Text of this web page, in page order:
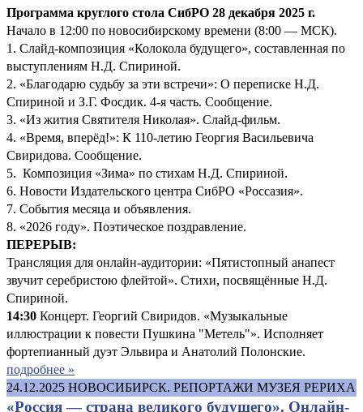
Программа круглого стола СибРО 28 декабря 2025 г.
Начало в 12:00 по новосибирскому времени (8:00 — МСК).
1. Слайд-композиция «Колокола будущего», составленная по
выступлениям Н.Д. Спириной.
2. «Благодарю судьбу за эти встречи»: О переписке Н.Д.
Спириной и З.Г. Фоcдик. 4-я часть. Сообщение.
3. «Из жития Святителя Николая». Слайд-фильм.
4. «Время, вперёд!»: К 110-летию Георгия Васильевича
Свиридова. Сообщение.
5. Композиция «Зима» по стихам Н.Д. Спириной.
6. Новости Издательского центра СибРО «Россазия».
7. События месяца и объявления.
8. «2026 году». Поэтическое поздравление.
ПЕРЕРЫВ:
Трансляция для онлайн-аудитории: «Пятистопный анапест
звучит серебристою флейтой». Стихи, посвящённые Н.Д.
Спириной.
14:30 Концерт. Георгий Свиридов. «Музыкальные
иллюстрации к повести Пушкина "Метель"». Исполняет
фортепианный дуэт Эльвира и Анатолий Полонские.
подробнее »
24.12.2025 НОВОСИБИРСК. РЕПОРТАЖИ МУЗЕЯ РЕРИХА
«Россия — страна великого будущего». Онлайн-